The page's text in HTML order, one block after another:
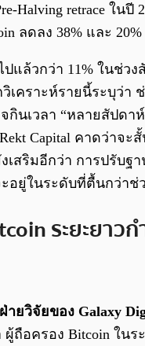
Halving retrace ในปี
ลดลง 38% และ
ปแล้วกว่า 11% ในช่ว
เคราะห์รายนี้ระบุว่า ช่
กินเวลา “หลายสัปดา
Capital คาดว่าจะ
เสริมอีกว่า การปรับฐ
อยู่ในระดับที่ตื้นกว่าช่
ระยะยาวก
ายวิจัยของ Galaxy
ถือครอง Bitcoin ในร